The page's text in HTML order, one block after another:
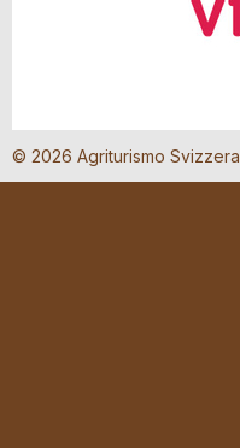
© 2026 Agriturismo Svizzera